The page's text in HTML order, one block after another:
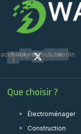
f
InstagramYoutubeLinkedin
Que choisir ?
Électroménager
Construction